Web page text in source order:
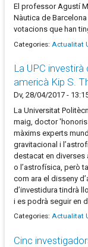
El professor Agustí
Nàutica de
votacions que han
Categories: Actualitat
La UPC investirà
americà Kip S.
Dv, 28/04/2017 -
La Universitat
maig, doctor
màxims experts
gravitacional i
destacat en diverses
o l’astrofísica, però
com ara el disseny
d’investidura tindrà
i es podrà seguir en
Categories: Actualitat
Cinc